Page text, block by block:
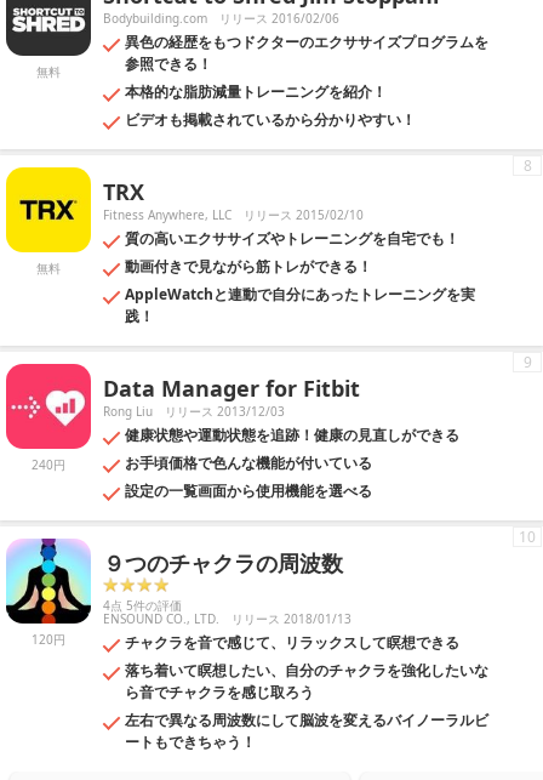
無料
Bodybuilding.com リリース 2016/02/06
異色の経歴をもつドクターのエクササイズプログラムを
参照できる！
本格的な脂肪減量トレーニングを紹介！
ビデオも掲載されているから分かりやすい！
無料
TRX
Fitness Anywhere, LLC リリース 2015/02/10
質の高いエクササイズやトレーニングを自宅でも！
動画付きで見ながら筋トレができる！
AppleWatchと連動で自分にあったトレーニングを実
践！
8
240円
Data Manager for Fitbit
Rong Liu リリース 2013/12/03
健康状態や運動状態を追跡！健康の見直しができる
お手頃価格で色んな機能が付いている
設定の一覧画面から使用機能を選べる
9
120円
９つのチャクラの周波数
4点 5件の評価
ENSOUND CO., LTD. リリース 2018/01/13
チャクラを音で感じて、リラックスして瞑想できる
落ち着いて瞑想したい、自分のチャクラを強化したいな
ら音でチャクラを感じ取ろう
左右で異なる周波数にして脳波を変えるバイノーラルビ
ートもできちゃう！
10